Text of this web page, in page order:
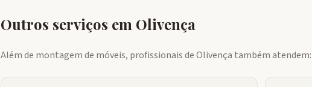
Outros serviços em Olivença
Além de montagem de móveis, profissionais deOlivença também atendem: